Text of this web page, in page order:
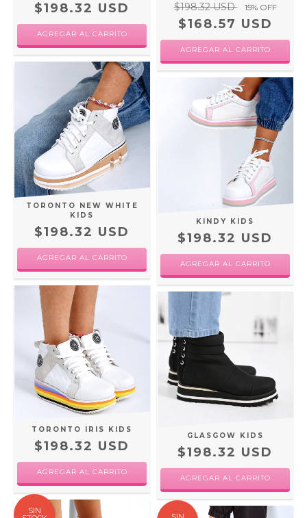
$198.32 USD
AGREGAR AL CARRITO
$198.32 USD 15% OFF
$168.57 USD
AGREGAR AL CARRITO
TORONTO NEW WHITE
KIDS
$198.32 USD
AGREGAR AL CARRITO
KINDY KIDS
$198.32 USD
AGREGAR AL CARRITO
TORONTO IRIS KIDS
$198.32 USD
AGREGAR AL CARRITO
GLASGOW KIDS
$198.32 USD
AGREGAR AL CARRITO
SIN